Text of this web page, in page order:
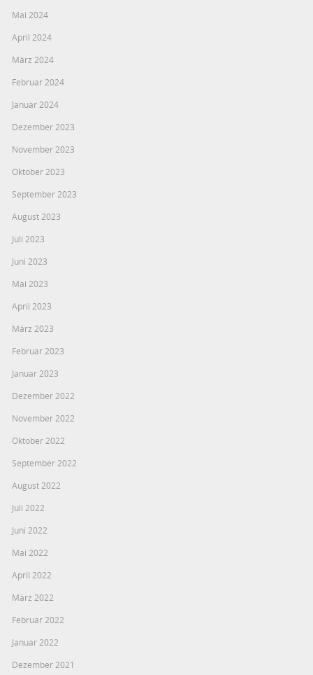
Mai 2024
April 2024
März 2024
Februar 2024
Januar 2024
Dezember 2023
November 2023
Oktober 2023
September 2023
August 2023
Juli 2023
Juni 2023
Mai 2023
April 2023
März 2023
Februar 2023
Januar 2023
Dezember 2022
November 2022
Oktober 2022
September 2022
August 2022
Juli 2022
Juni 2022
Mai 2022
April 2022
März 2022
Februar 2022
Januar 2022
Dezember 2021